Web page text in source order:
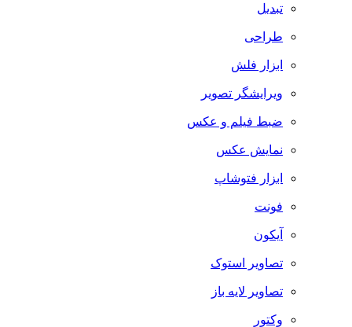
تبدیل
طراحی
ابزار فلش
ویرایشگر تصویر
ضبط فيلم و عكس
نمایش عکس
ابزار فتوشاپ
فونت
آیکون
تصاویر استوک
تصاویر لایه باز
وکتور